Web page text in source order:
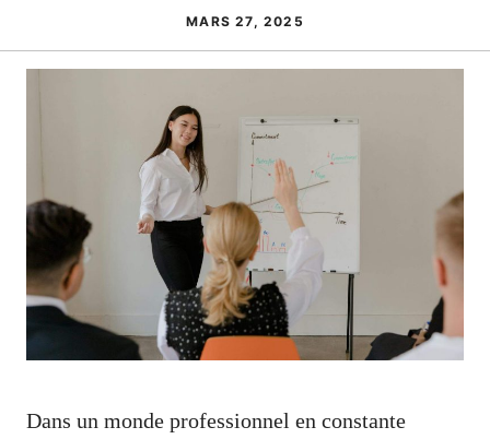
MARS 27, 2025
Dans un monde professionnel en constante